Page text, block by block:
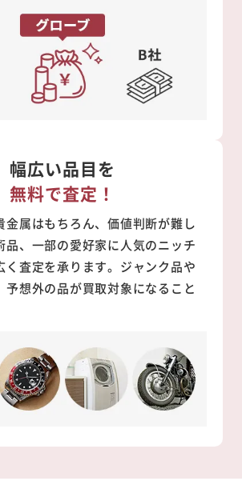
幅広い品目を
無料で査定！
金属はもちろん、価値判断が難し
品、一部の愛好家に人気のニッチ
く査定を承ります。ジャンク品や
予想外の品が買取対象になること